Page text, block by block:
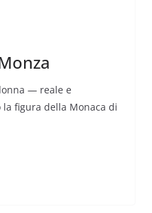
— reale e
figura della Monaca di